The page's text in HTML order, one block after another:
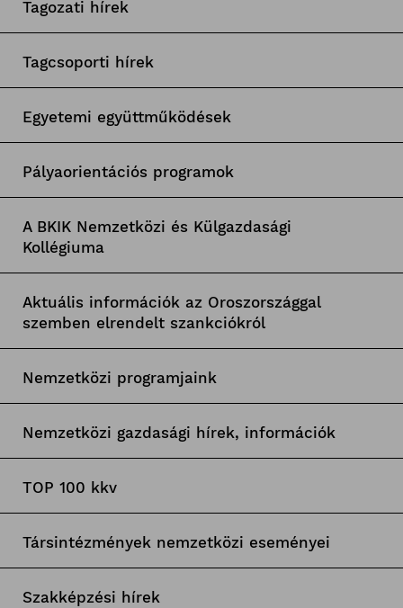
Tagozati hírek
Tagcsoporti hírek
Egyetemi együttműködések
Pályaorientációs programok
A BKIK Nemzetközi és Külgazdasági
Kollégiuma
Aktuális információk az Oroszországgal
szemben elrendelt szankciókról
Nemzetközi programjaink
Nemzetközi gazdasági hírek, információk
TOP 100 kkv
Társintézmények nemzetközi eseményei
Szakképzési hírek